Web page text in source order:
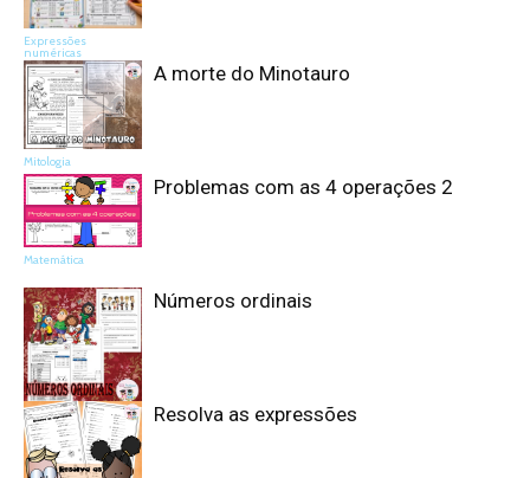
Expressões
numéricas
Mitologia
A morte do Minotauro
Matemática
Problemas com as 4 operações 2
Matemática
Números ordinais
Resolva as expressões